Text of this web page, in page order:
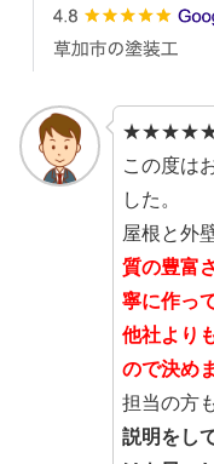
★★★★★(
この度は
した。
屋根と外
質の豊富
寧に作っ
他社より
ので決め
担当の方
説明をし